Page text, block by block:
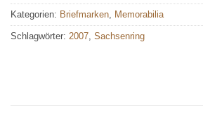
Kategorien: Briefmarken, Memorabilia
Schlagwörter: 2007, Sachsenring